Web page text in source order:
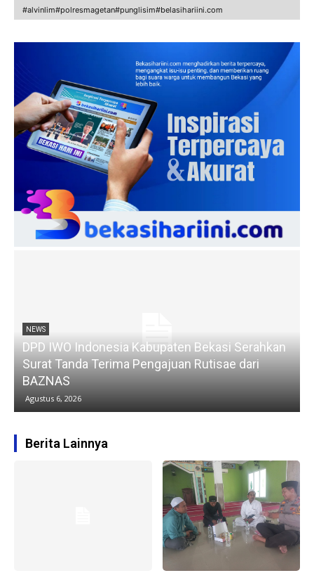
#alvinlim#polresmagetan#punglisim#belasihariini.com
NEWS
DPD IWO Indonesia Kabupaten Bekasi Serahkan
Surat Tanda Terima Pengajuan Rutisae dari
BAZNAS
Agustus 6, 2026
Berita Lainnya